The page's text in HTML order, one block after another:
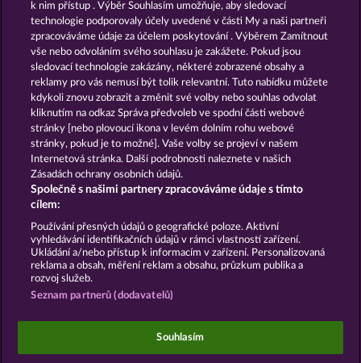
GOLDEN EI OF
MOORHUHN
FOREVER
DIAMONDS
Zobrazit všechny hry
Podmínky Prohlášení o ochraně údajů
Kontakt Společnost Časté dotazy
Facebook
Podat Žádost o Odstoupení
Sociální kasinové hry jsou určeny výhradně k
zábavním účelům a nemají vůbec žádný vliv na
k nim přístup . Výběr Souhlasím umožňuje, aby sledovací
technologie podporovaly účely uvedené v části My a naši partneři
zpracováváme údaje za účelem poskytování . Výběrem Zamítnout
vše nebo odvoláním svého souhlasu je zakážete. Pokud jsou
sledovací technologie zakázány, některé zobrazené obsahy a
reklamy pro vás nemusí být tolik relevantní. Tuto nabídku můžete
kdykoli znovu zobrazit a změnit své volby nebo souhlas odvolat
kliknutím na odkaz Správa předvoleb ve spodní části webové
stránky [nebo plovoucí ikona v levém dolním rohu webové
stránky, pokud je to možné]. Vaše volby se projeví v našem
Internetová stránka. Další podrobnosti naleznete v našich
Zásadách ochrany osobních údajů.
Společně s našimi partnery zpracováváme údaje s tímto
cílem:
Používání přesných údajů o geografické poloze. Aktivní
vyhledávání identifikačních údajů v rámci vlastností zařízení.
Ukládání a/nebo přístup k informacím v zařízení. Personalizovaná
reklama a obsah, měření reklam a obsahu, průzkum publika a
rozvoj služeb.
Seznam partnerů (dodavatelů)
Souhlasím